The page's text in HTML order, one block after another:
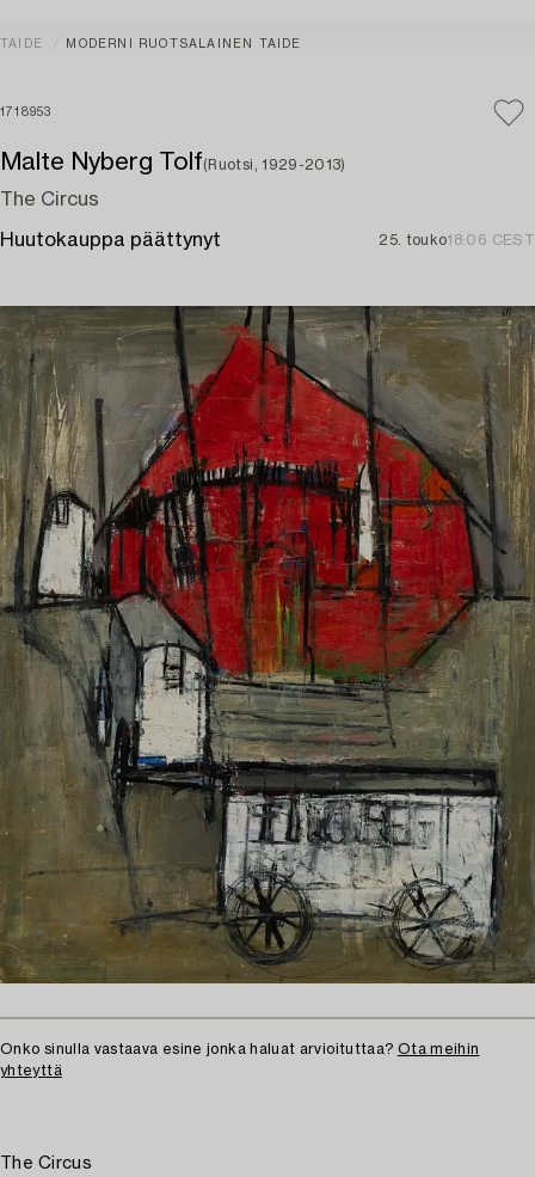
TAIDE MODERNI RUOTSALAINEN TAIDE
1718953
Malte Nyberg Tolf(Ruotsi, 1929-2013)
The Circus
Huutokauppa päättynyt 25. touko18:06 CEST
Onko sinulla vastaava esine jonka haluat arvioituttaa? Ota meihin
yhteyttä
The Circus